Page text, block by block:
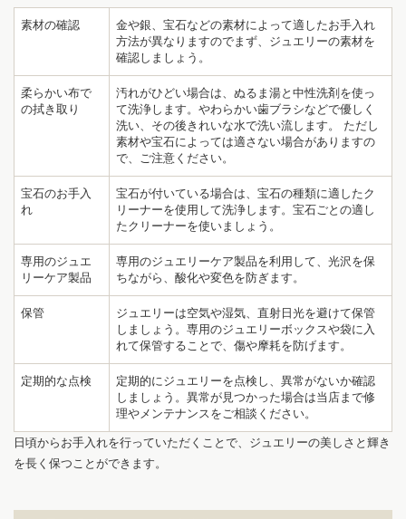
素材の確認
金や銀、宝石などの素材によって適したお手入れ
方法が異なりますのでまず、ジュエリーの素材を
確認しましょう。
柔らかい布で
の拭き取り
汚れがひどい場合は、ぬるま湯と中性洗剤を使っ
て洗浄します。やわらかい歯ブラシなどで優しく
洗い、その後きれいな水で洗い流します。 ただし
素材や宝石によっては適さない場合がありますの
で、ご注意ください。
宝石のお手入
れ
宝石が付いている場合は、宝石の種類に適したク
リーナーを使用して洗浄します。宝石ごとの適し
たクリーナーを使いましょう。
専用のジュエ
リーケア製品
専用のジュエリーケア製品を利用して、光沢を保
ちながら、酸化や変色を防ぎます。
保管
ジュエリーは空気や湿気、直射日光を避けて保管
しましょう。専用のジュエリーボックスや袋に入
れて保管することで、傷や摩耗を防げます。
定期的な点検
定期的にジュエリーを点検し、異常がないか確認
しましょう。異常が見つかった場合は当店まで修
理やメンテナンスをご相談ください。
日頃からお手入れを行っていただくことで、ジュエリーの美しさと輝き
を長く保つことができます。